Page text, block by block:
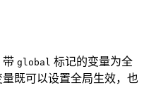
带 global 标记的变量为全
既可以设置全局生效，也